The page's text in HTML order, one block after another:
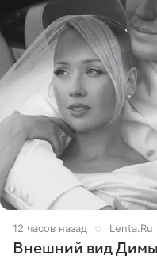
12 часов назад Lenta.Ru
Внешний вид